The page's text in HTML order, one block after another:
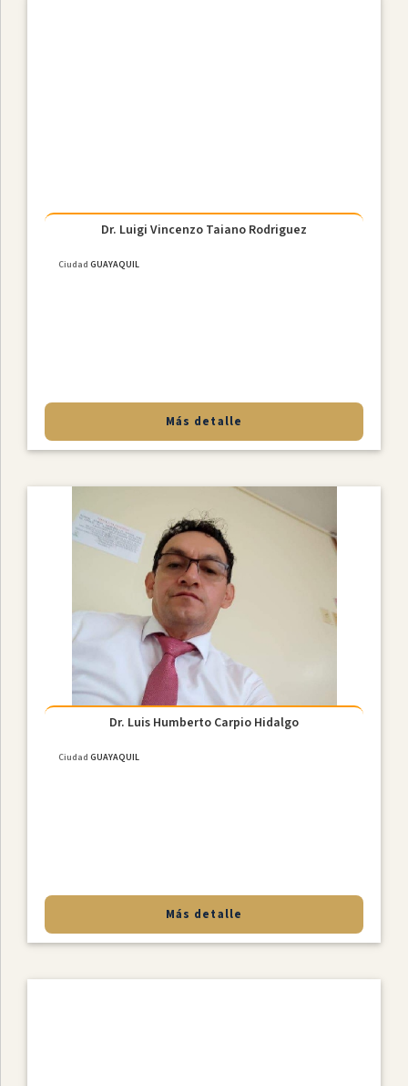
Dr. Luigi Vincenzo Taiano Rodriguez
Ciudad GUAYAQUIL
Más detalle
Dr. Luis Humberto Carpio Hidalgo
Ciudad GUAYAQUIL
Más detalle